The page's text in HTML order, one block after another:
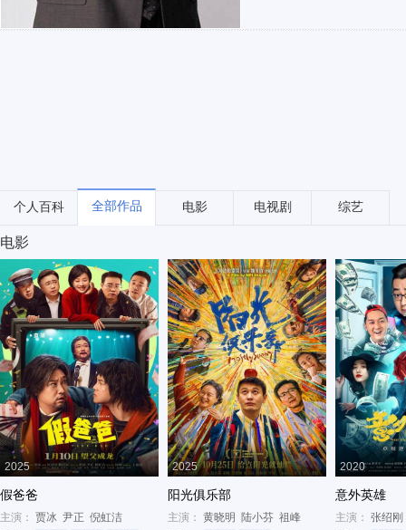
个人百科 全部作品 电影 电视剧 综艺
电影
2025
假爸爸
主演： 贾冰 尹正 倪虹洁
2025
阳光俱乐部
主演： 黄晓明 陆小芬 祖峰
2020
意外英雄
主演： 张绍刚